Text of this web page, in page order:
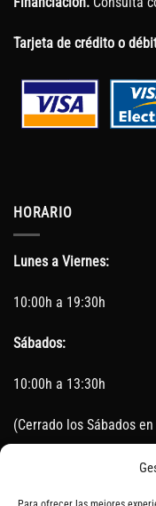
Tarjeta de crédito o
HORARIO
Lunes a Viernes:
10:00h a 19:30h
Sábados:
10:00h a 13:30h
(Cerrado los Sábados
Sin servicio de taller